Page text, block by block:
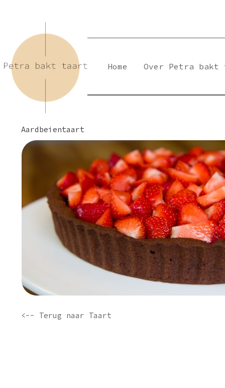
content
Petra Bakt Taart
Home Over Petra
Aardbeientaart
<-- Terug naar Taart